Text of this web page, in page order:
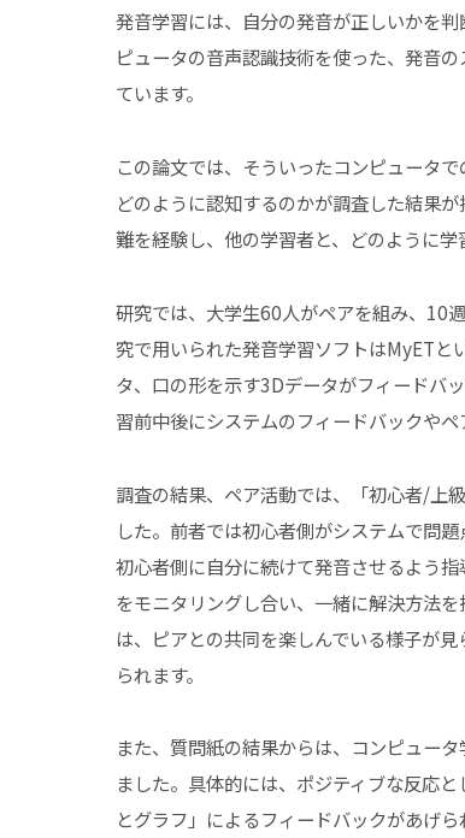
発音学習には、自分の発音が正しいかを
ピュータの音声認識技術を使った、発音
ています。
この論文では、そういったコンピュータ
どのように認知するのかが調査した結果
難を経験し、他の学習者と、どのように
研究では、大学生60人がペアを組み、10
究で用いられた発音学習ソフトはMyETと
タ、口の形を示す3Dデータがフィードバ
習前中後にシステムのフィードバックや
調査の結果、ペア活動では、「初心者/上
した。前者では初心者側がシステムで問
初心者側に自分に続けて発音させるよう
をモニタリングし合い、一緒に解決方法
は、ピアとの共同を楽しんでいる様子が
られます。
また、質問紙の結果からは、コンピュー
ました。具体的には、ポジティブな反応
とグラフ」によるフィードバックがあげ